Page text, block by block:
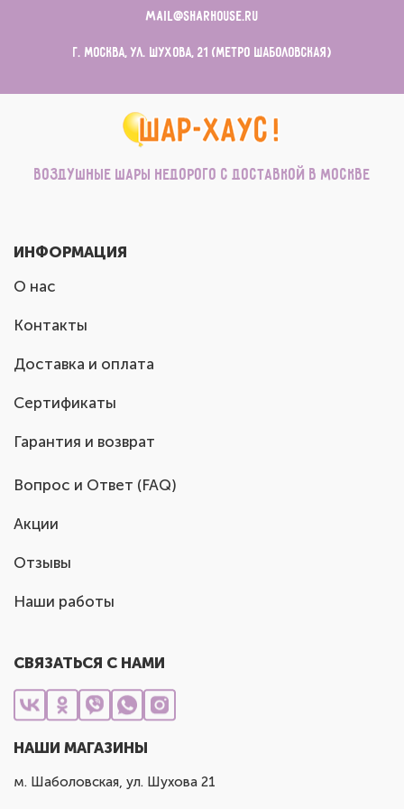
mail@sharhouse.ru
г. Москва, ул. Шухова, 21 (метро Шаболовская)
Воздушные шары недорого с доставкой в Москве
ИНФОРМАЦИЯ
О нас
Контакты
Доставка и оплата
Сертификаты
Гарантия и возврат
Вопрос и Ответ (FAQ)
Акции
Отзывы
Наши работы
СВЯЗАТЬСЯ С НАМИ
НАШИ МАГАЗИНЫ
м. Шаболовская, ул. Шухова 21